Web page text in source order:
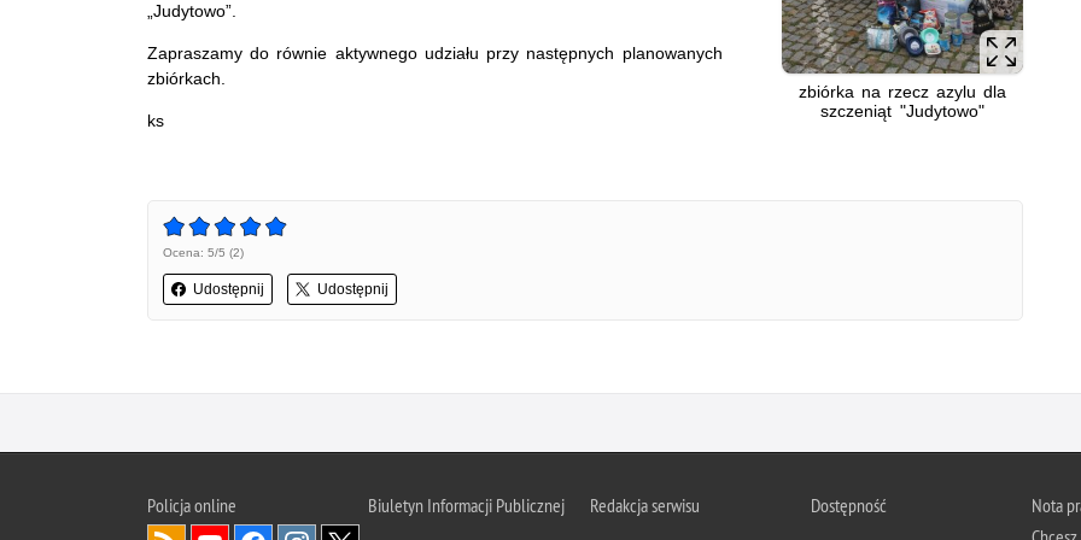
zbiórka na rzecz azylu dla
szczeniąt "Judytowo"
„Judytowo”.
Zapraszamy do równie aktywnego udziału przy następnych planowanych
zbiórkach.
ks
Ocena: 5/5 (2)
Udostępnij Udostępnij
Policja online
Biuletyn Informacji Publicznej
Redakcja serwisu
Dostępność
Nota